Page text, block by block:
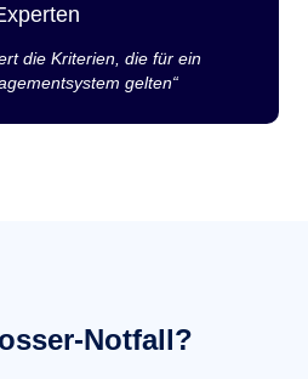
die Kriterien, die für ein
gelten“
Notfall?